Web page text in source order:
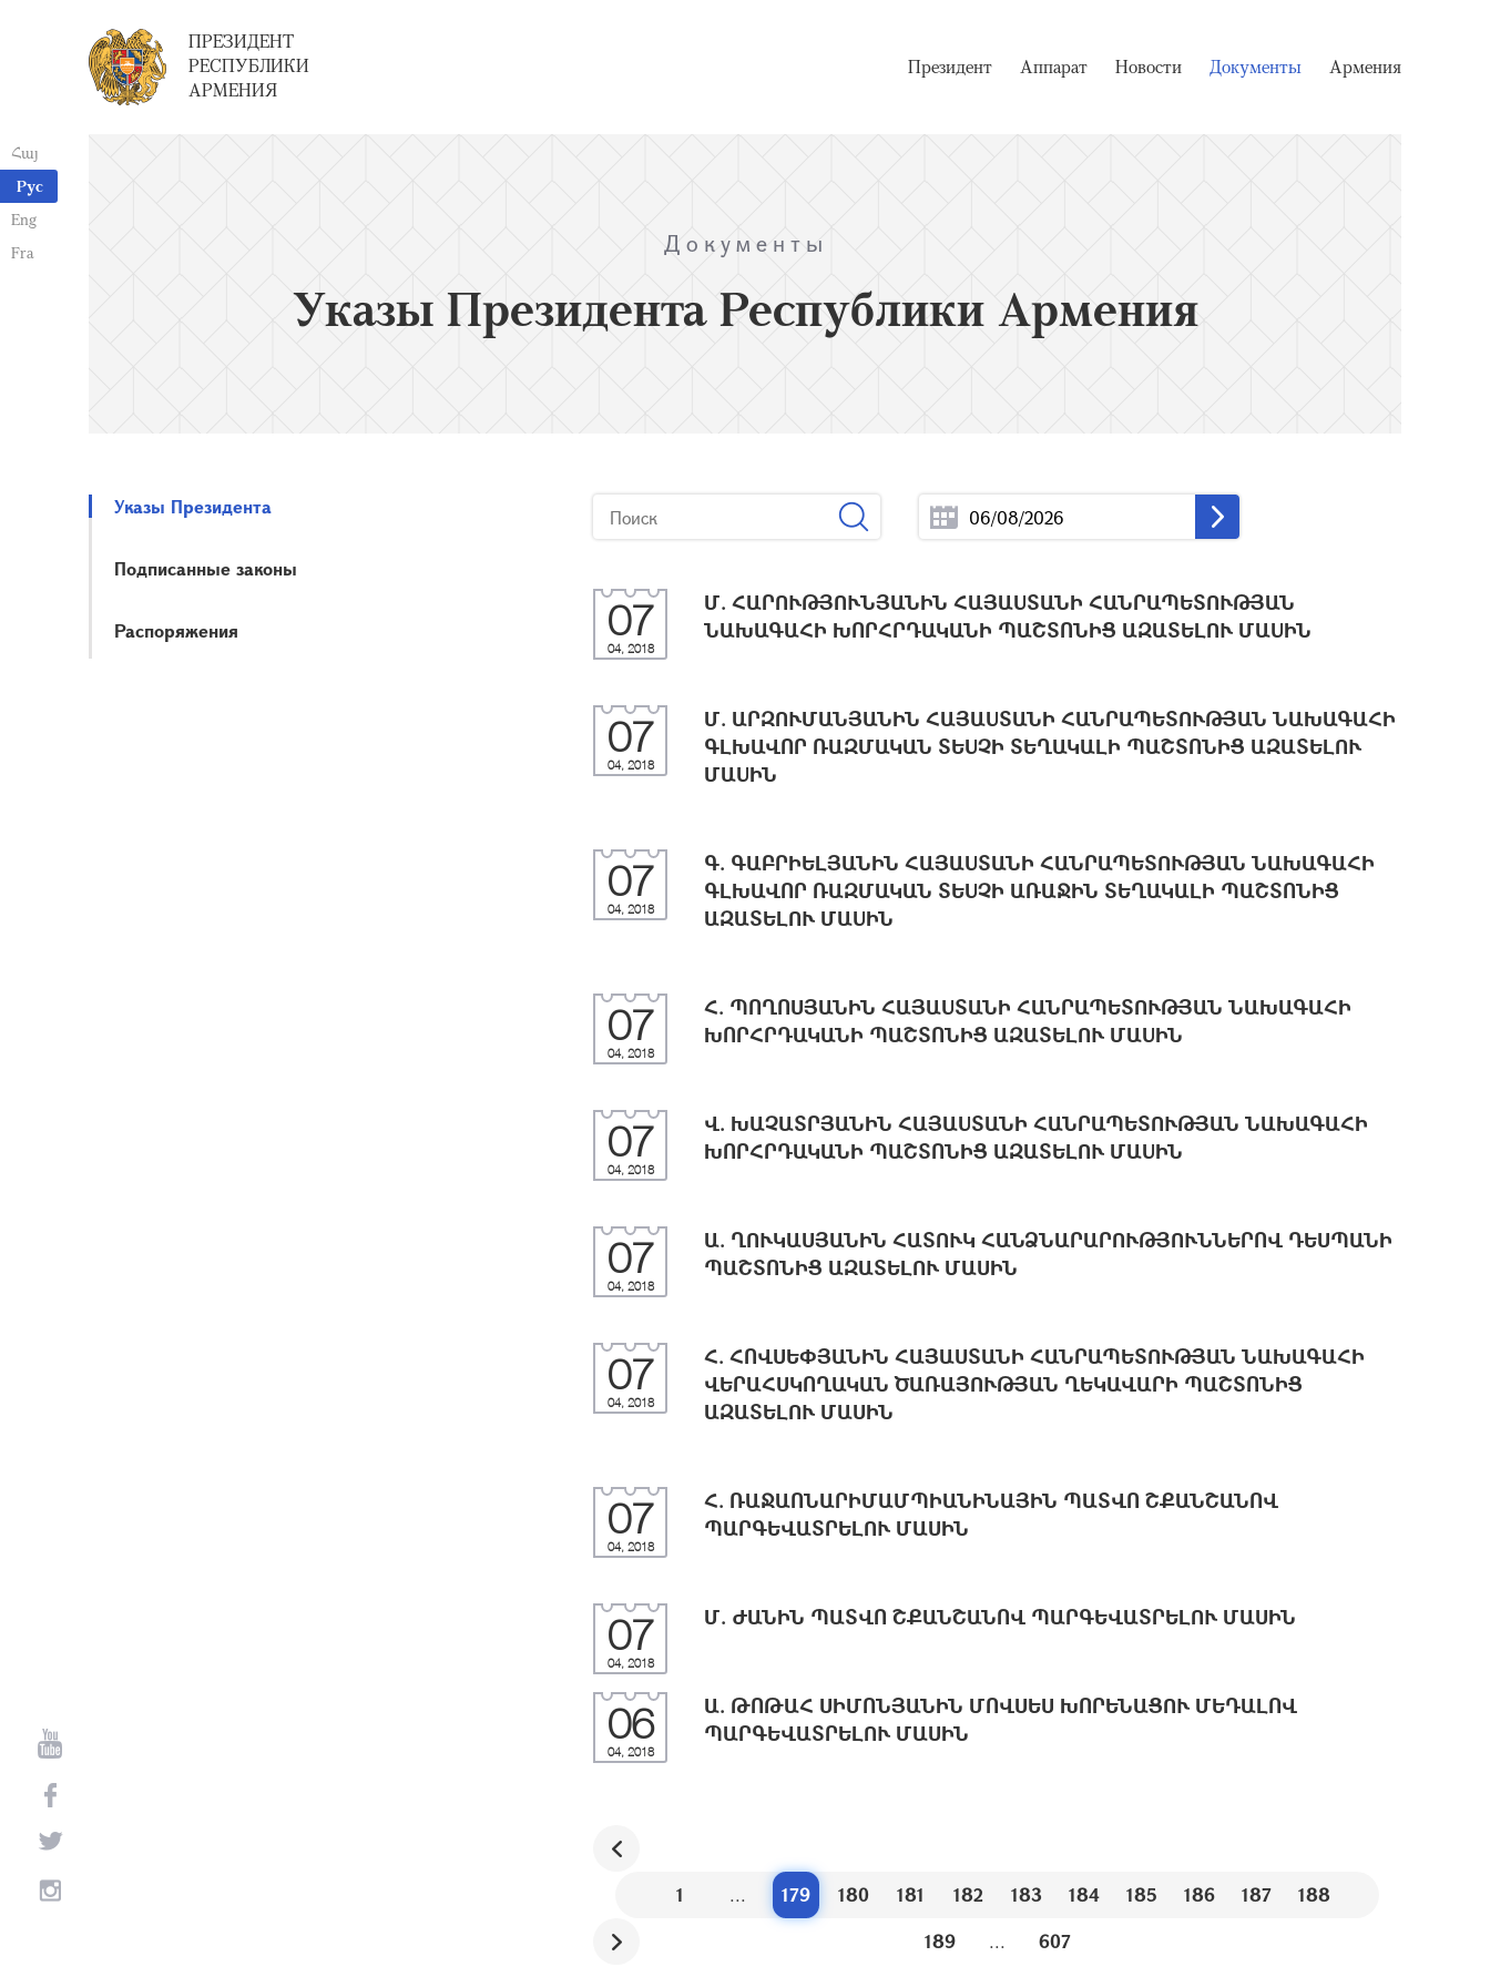
Հայ
Рус
Eng
Fra
ПРЕЗИДЕНТ
РЕСПУБЛИКИ
АРМЕНИЯ
Президент Аппарат Новости Документы Армения
Документы
Указы Президента Республики Армения
Указы Президента
Подписанные законы
Распоряжения 07
04, 2018
Մ. ՀԱՐՈՒԹՅՈՒՆՅԱՆԻՆ ՀԱՅԱUՏԱՆԻ ՀԱՆՐԱՊԵՏՈՒԹՅԱՆ
ՆԱԽԱԳԱՀԻ ԽՈՐՀՐԴԱԿԱՆԻ ՊԱՇՏՈՆԻՑ ԱԶԱՏԵԼՈՒ ՄԱUԻՆ
07
04, 2018
Մ. ԱՐԶՈՒՄԱՆՅԱՆԻՆ ՀԱՅԱUՏԱՆԻ ՀԱՆՐԱՊԵՏՈՒԹՅԱՆ ՆԱԽԱԳԱՀԻ
ԳԼԽԱՎՈՐ ՌԱԶՄԱԿԱՆ ՏԵUՉԻ ՏԵՂԱԿԱԼԻ ՊԱՇՏՈՆԻՑ ԱԶԱՏԵԼՈՒ
ՄԱUԻՆ
07
04, 2018
Գ. ԳԱԲՐԻԵԼՅԱՆԻՆ ՀԱՅԱUՏԱՆԻ ՀԱՆՐԱՊԵՏՈՒԹՅԱՆ ՆԱԽԱԳԱՀԻ
ԳԼԽԱՎՈՐ ՌԱԶՄԱԿԱՆ ՏԵUՉԻ ԱՌԱՋԻՆ ՏԵՂԱԿԱԼԻ ՊԱՇՏՈՆԻՑ
ԱԶԱՏԵԼՈՒ ՄԱUԻՆ
07
04, 2018
Հ. ՊՈՂՈՍՅԱՆԻՆ ՀԱՅԱUՏԱՆԻ ՀԱՆՐԱՊԵՏՈՒԹՅԱՆ ՆԱԽԱԳԱՀԻ
ԽՈՐՀՐԴԱԿԱՆԻ ՊԱՇՏՈՆԻՑ ԱԶԱՏԵԼՈՒ ՄԱUԻՆ
07
04, 2018
Վ. ԽԱՉԱՏՐՅԱՆԻՆ ՀԱՅԱUՏԱՆԻ ՀԱՆՐԱՊԵՏՈՒԹՅԱՆ ՆԱԽԱԳԱՀԻ
ԽՈՐՀՐԴԱԿԱՆԻ ՊԱՇՏՈՆԻՑ ԱԶԱՏԵԼՈՒ ՄԱUԻՆ
07
04, 2018
Ա. ՂՈՒԿԱՍՅԱՆԻՆ ՀԱՏՈՒԿ ՀԱՆՁՆԱՐԱՐՈՒԹՅՈՒՆՆԵՐՈՎ ԴԵՍՊԱՆԻ
ՊԱՇՏՈՆԻՑ ԱԶԱՏԵԼՈՒ ՄԱՍԻՆ
07
04, 2018
Հ. ՀՈՎՍԵՓՅԱՆԻՆ ՀԱՅԱՍՏԱՆԻ ՀԱՆՐԱՊԵՏՈՒԹՅԱՆ ՆԱԽԱԳԱՀԻ
ՎԵՐԱՀՍԿՈՂԱԿԱՆ ԾԱՌԱՅՈՒԹՅԱՆ ՂԵԿԱՎԱՐԻ ՊԱՇՏՈՆԻՑ
ԱԶԱՏԵԼՈՒ ՄԱՍԻՆ
07
04, 2018
Հ. ՌԱՋԱՈՆԱՐԻՄԱՄՊԻԱՆԻՆԱՅԻՆ ՊԱՏՎՈ ՇՔԱՆՇԱՆՈՎ
ՊԱՐԳԵՎԱՏՐԵԼՈՒ ՄԱՍԻՆ
07
04, 2018
Մ. ԺԱՆԻՆ ՊԱՏՎՈ ՇՔԱՆՇԱՆՈՎ ՊԱՐԳԵՎԱՏՐԵԼՈՒ ՄԱՍԻՆ
06
04, 2018
Ա. ԹՈԹԱՀ ՍԻՄՈՆՅԱՆԻՆ ՄՈՎՍԵՍ ԽՈՐԵՆԱՑՈՒ ՄԵԴԱԼՈՎ
ՊԱՐԳԵՎԱՏՐԵԼՈՒ ՄԱՍԻՆ
1 ... 179 180 181 182 183 184 185 186 187
188
189
... 607